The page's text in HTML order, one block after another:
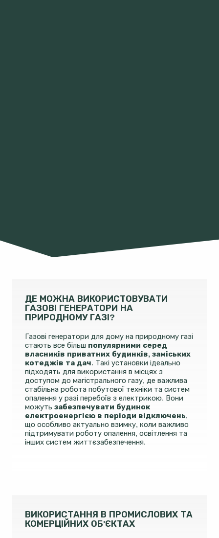
ДЕ МОЖНА ВИКОРИСТОВУВАТИ
ГАЗОВІ ГЕНЕРАТОРИ НА
ПРИРОДНОМУ ГАЗІ?
Газові генератори для дому на природному газі
стають все більш популярними серед
власників приватних будинків, заміських
котеджів та дач. Такі установки ідеально
підходять для використання в місцях з
доступом до магістрального газу, де важлива
стабільна робота побутової техніки та систем
опалення у разі перебоїв з електрикою. Вони
можуть забезпечувати будинок
електроенергією в періоди відключень,
що особливо актуально взимку, коли важливо
підтримувати роботу опалення, освітлення та
інших систем життєзабезпечення.
ВИКОРИСТАННЯ В ПРОМИСЛОВИХ ТА
КОМЕРЦІЙНИХ ОБ'ЄКТАХ